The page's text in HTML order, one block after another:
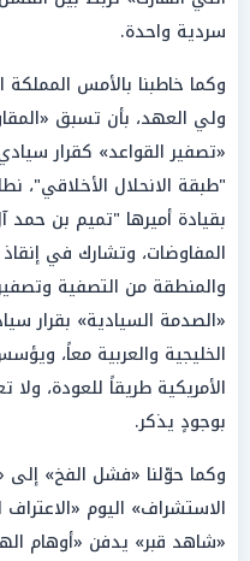
سردية واحدة.
وكما خاطبنا بالأمس المملكة
ولي العهد، بأن تسبق
«تصفير القواعد» كقرار
"طبقة الانحلال الأخلاقي"،
بقيادة أميرها "تميم بن
المفاوضات، وتشارك في
والمنطقة من التصفية
«الصدمة السيادية» بقرار
الخليجية والعربية معاً،
الأمريكية طريقاً للعودة،
بوجودٍ يذكر.
وكما حوّلنا «فشل الفخ»
الاستشراف» اليوم
«شاهد قبر» يدفن «أوهام